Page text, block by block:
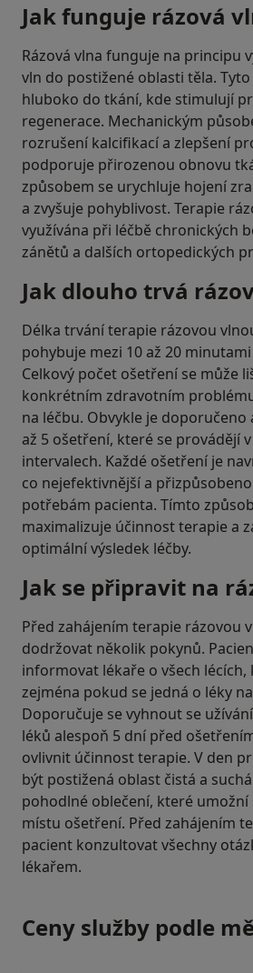
Jak funguje rázová
Rázová vlna funguje na principu
vln do postižené oblasti těla.
hluboko do tkání, kde stimulují
regenerace. Mechanickým
rozrušení kalcifikací a zlepšení
podporuje přirozenou obnovu
způsobem se urychluje hojení
a zvyšuje pohyblivost. Terapie
využívána při léčbě chronických
zánětů a dalších ortopedických
Jak dlouho trvá
Délka trvání terapie rázovou
pohybuje mezi 10 až 20
Celkový počet ošetření se může
konkrétním zdravotním
na léčbu. Obvykle je doporučeno
až 5 ošetření, které se provádějí
intervalech. Každé ošetření je
co nejefektivnější a
potřebám pacienta. Tímto
maximalizuje účinnost terapie a
optimální výsledek léčby.
Jak se připravit na
Před zahájením terapie rázovou
dodržovat několik pokynů.
informovat lékaře o všech lécích,
zejména pokud se jedná o léky
Doporučuje se vyhnout se
léků alespoň 5 dní před
ovlivnit účinnost terapie. V den
být postižená oblast čistá a
pohodlné oblečení, které
místu ošetření. Před zahájením
pacient konzultovat všechny
lékařem.
Ceny služby podle